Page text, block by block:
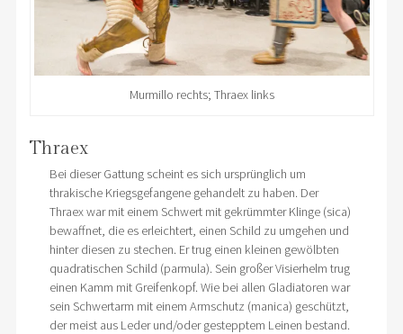
Murmillo rechts; Thraex links
Thraex
Bei dieser Gattung scheint es sich ursprünglich um
thrakische Kriegsgefangene gehandelt zu haben. Der
Thraex war mit einem Schwert mit gekrümmter Klinge (sica)
bewaffnet, die es erleichtert, einen Schild zu umgehen und
hinter diesen zu stechen. Er trug einen kleinen gewölbten
quadratischen Schild (parmula). Sein großer Visierhelm trug
einen Kamm mit Greifenkopf. Wie bei allen Gladiatoren war
sein Schwertarm mit einem Armschutz (manica) geschützt,
der meist aus Leder und/oder gestepptem Leinen bestand.